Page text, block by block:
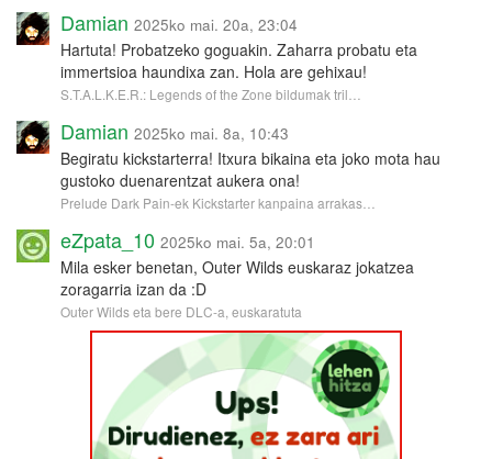
Damian 2025ko mai. 20a, 23:04
Hartuta! Probatzeko goguakin. Zaharra probatu eta
immertsioa haundixa zan. Hola are gehixau!
S.T.A.L.K.E.R.: Legends of the Zone bildumak tril…
Damian 2025ko mai. 8a, 10:43
Begiratu kickstarterra! Itxura bikaina eta joko mota hau
gustoko duenarentzat aukera ona!
Prelude Dark Pain-ek Kickstarter kanpaina arrakas…
eZpata_10 2025ko mai. 5a, 20:01
Mila esker benetan, Outer Wilds euskaraz jokatzea
zoragarria izan da :D
Outer Wilds eta bere DLC-a, euskaratuta